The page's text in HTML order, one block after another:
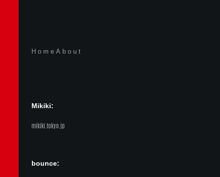
Home About
Mikiki:
mikiki.tokyo.jp
bounce: